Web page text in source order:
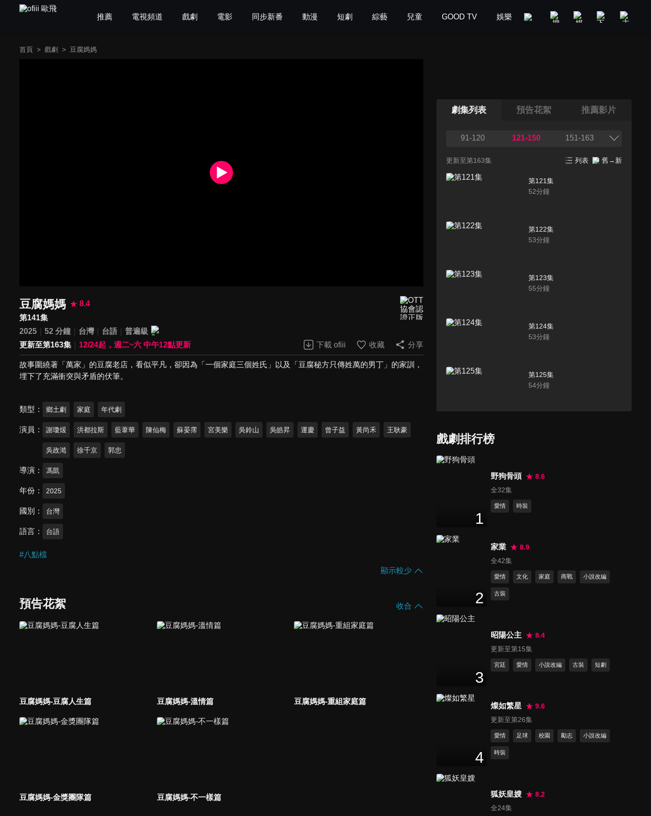
推薦 電視頻道 戲劇 電影 同步新番 動漫 短劇 綜藝 兒童 GOOD TV 娛樂 美食旅遊 新聞政論
首頁 > 戲劇 > 豆腐媽媽
豆腐媽媽
8.4
第141集
2025
52 分鐘 台灣 台語
普遍級
更新至第163集
12/24起，週二~六 中午12點更新 下載 ofiii 收藏 分享
故事圍繞著「萬家」的豆腐老店，看似平凡，卻因為「一個家庭三個姓氏」以及「豆腐秘方只傳姓萬的男丁」的家訓，
埋下了充滿衝突與矛盾的伏筆。
類型 鄉土劇 家庭 年代劇
演員 謝瓊煖 洪都拉斯 藍葦華 陳仙梅 蘇晏霈 宮美樂 吳鈴山 吳皓昇 運慶 曾子益 黃尚禾 王耿豪
吳政澔 徐千京 郭忠
導演 馮凱
年份 2025
國別 台灣
語言 台語
#八點檔
顯示較少
預告花絮 收合
豆腐媽媽-豆腐人生篇 豆腐媽媽-溫情篇 豆腐媽媽-重組家庭篇
豆腐媽媽-金獎團隊篇 豆腐媽媽-不一樣篇
劇集列表 預告花絮 推薦影片
91-120 121-150 151-163
更新至第163集 列表 舊→新
第121集
52分鐘
第122集
53分鐘
第123集
55分鐘
第124集
53分鐘
第125集
54分鐘
53
分鐘
第131集
54
戲劇排行榜
1
野狗骨頭
8.6
全32集
愛情 時裝
2
家業
8.9
全42集
愛情 文化 家庭 商戰 小說改編
古裝
3
昭陽公主
8.4
更新至第15集
宮廷 愛情 小說改編 古裝 短劇
4
燦如繁星
9.6
更新至第26集
愛情 足球 校園 勵志 小說改編
時裝
狐妖皇嫂
8.2
全24集